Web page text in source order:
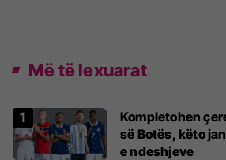
Më të lexuarat
Kompletohen
së Botës, këto
e ndeshjeve